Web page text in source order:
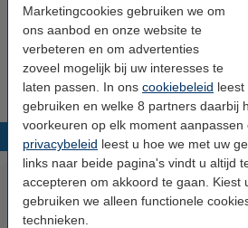
Marketingcookies gebruiken we om
ons aanbod en onze website te
verbeteren en om advertenties
zoveel mogelijk bij uw interesses te
laten passen. In ons cookiebeleid leest
gebruiken en welke 8 partners daarbij
voorkeuren op elk moment
privacybeleid leest u hoe we met uw
links naar beide pagina's vindt u altijd
accepteren om akkoord te gaan. Kiest
gebruiken we alleen functionele
technieken.
Tip
Wij adviseren u deze drum (het 123inkt
Brother-uitvoering.
Populaire